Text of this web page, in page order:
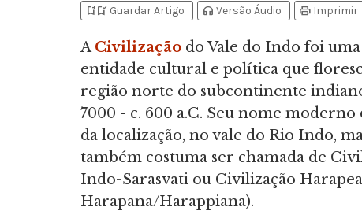
bookmark_addbookmark_added Guardar Artigo headphones Versão Áudio print Imprimir
ACivilização do Vale do Indo foi uma
entidade cultural e política que
região norte do subcontinente
7000 - c. 600 a.C. Seu nome moderno
da localização, no vale do Rio Indo,
também costuma ser chamada de
Indo-Sarasvati ou Civilização
Harapana/Harappiana).